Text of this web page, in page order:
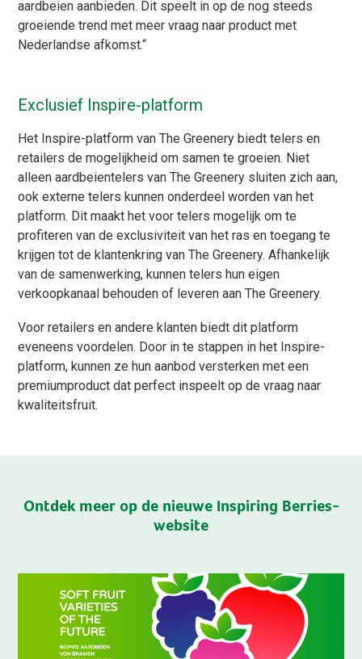
aardbeien aanbieden. Dit speelt in op de nog steeds
groeiende trend met meer vraag naar product met
Nederlandseafkomst.“
Exclusief Inspire-platform
Het Inspire-platform van The Greenery biedt telers en
retailers de mogelijkheid om samen te groeien. Niet
alleen aardbeientelers van The Greenery sluiten zich aan,
ook externe telers kunnen onderdeel worden van het
platform. Dit maakt het voor telers mogelijk om te
profiteren van de exclusiviteit van het ras en toegang te
krijgen tot de klantenkring van The Greenery. Afhankelijk
van de samenwerking, kunnen telers hun eigen
verkoopkanaal behouden of leveren aan The Greenery.
Voor retailers en andere klanten biedt dit platform
eveneens voordelen. Door in te stappen in het Inspire-
platform, kunnen ze hun aanbod versterken met een
premiumproduct dat perfect inspeelt op de vraag naar
kwaliteitsfruit.
Ontdek meer op de nieuwe Inspiring Berries-
website